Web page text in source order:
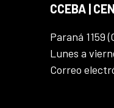
CCEBA |
Paraná 1159
Lunes a
Correo